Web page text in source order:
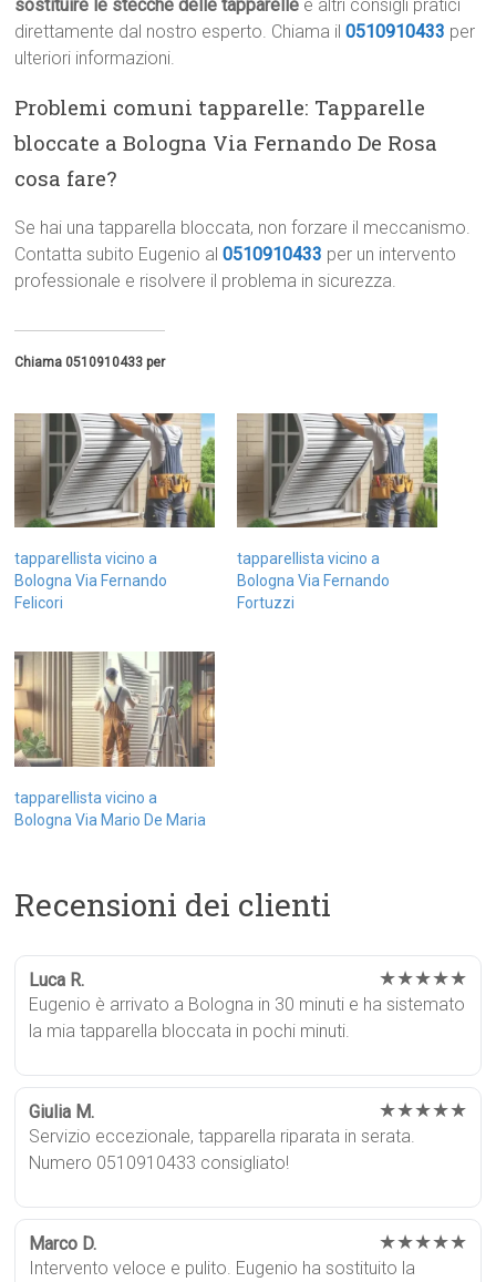
sostituire le stecche delle tapparelle e altri consigli pratici
direttamente dal nostro esperto. Chiama il0510910433 per
ulteriori informazioni.
Problemi comuni tapparelle: Tapparelle
bloccate a Bologna Via Fernando De Rosa
cosa fare?
Se hai una tapparella bloccata, non forzare il meccanismo.
Contatta subito Eugenio al0510910433 per un intervento
professionale e risolvere il problema in sicurezza.
Chiama 0510910433 per
tapparellista vicino a
Bologna Via Fernando
Felicori
tapparellista vicino a
Bologna Via Fernando
Fortuzzi
tapparellista vicino a
Bologna Via Mario De Maria
Recensioni dei clienti
Luca R. ★★★★★
Eugenio è arrivato a Bologna in 30 minuti e ha sistemato
la mia tapparella bloccata in pochi minuti.
Giulia M. ★★★★★
Servizio eccezionale, tapparella riparata in serata.
Numero 0510910433 consigliato!
Marco D. ★★★★★
Intervento veloce e pulito. Eugenio ha sostituito la